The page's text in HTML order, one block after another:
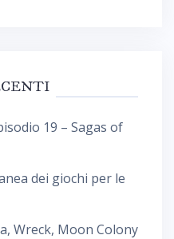
19 – Sagas of
dei giochi per le
Wreck, Moon Colony